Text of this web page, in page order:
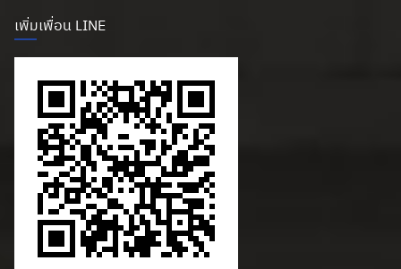
เพิ่มเพื่อน LINE